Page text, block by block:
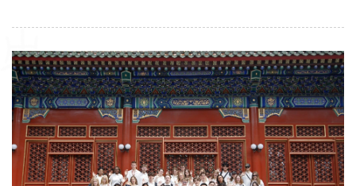
德国、法国等多个国家，经过第一轮视频预选，确定50
初赛，最终全球13位选手晋级半决赛。赛事的半决赛包
含独奏与室内乐...